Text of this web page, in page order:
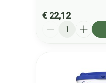
€ 22,12